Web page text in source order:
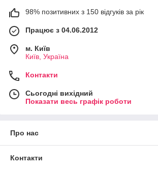
98% позитивних з 150 відгуків за рік
Працює з 04.06.2012
м. Київ
Київ, Україна
Контакти
Сьогодні вихідний
Показати весь графік роботи
Про нас
Контакти